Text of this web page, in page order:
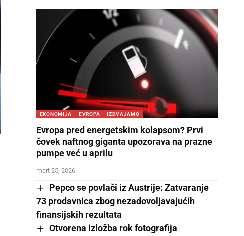
EKONOMIJA EVROPA IZDVAJAMO
Evropa pred energetskim kolapsom? Prvi
čovek naftnog giganta upozorava na prazne
pumpe već u aprilu
mart 25, 2026
Pepco se povlači iz Austrije: Zatvaranje
73 prodavnica zbog nezadovoljavajućih
finansijskih rezultata
Otvorena izložba rok fotografija